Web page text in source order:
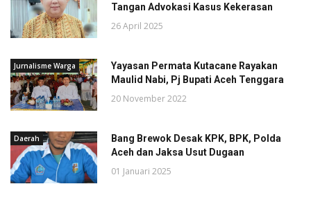
Tangan Advokasi Kasus Kekerasan
26 April 2025
Jurnalisme Warga
Yayasan Permata Kutacane Rayakan
Maulid Nabi, Pj Bupati Aceh Tenggara
20 November 2022
Daerah
Bang Brewok Desak KPK, BPK, Polda
Aceh dan Jaksa Usut Dugaan
01 Januari 2025